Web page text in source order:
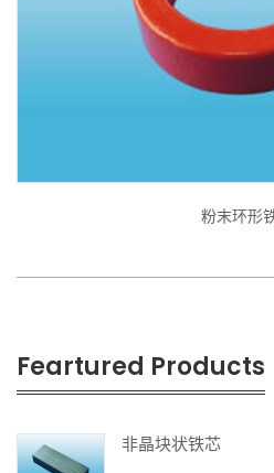
粉末环形
Feartured Products
非晶块状铁芯